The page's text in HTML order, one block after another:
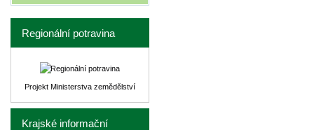
Regionální potravina
Projekt Ministerstva zemědělství
Krajské informační